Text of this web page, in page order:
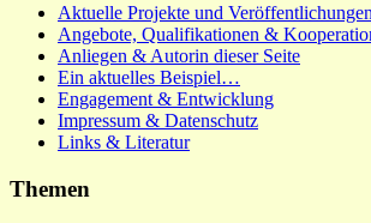
Aktuelle Projekte und
Angebote, Qualifikationen &
Anliegen & Autorin dieser Seite
Ein aktuelles Beispiel…
Engagement & Entwicklung
Impressum & Datenschutz
Links & Literatur
Themen